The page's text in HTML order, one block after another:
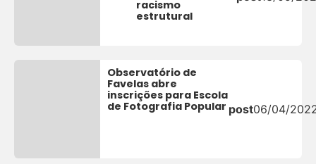
racismo
estrutural
Observatório de
Favelas abre
inscrições para Escola
de Fotografia Popular post06/04/